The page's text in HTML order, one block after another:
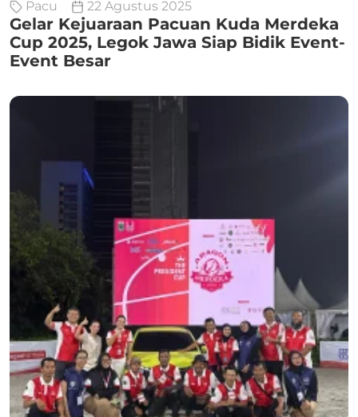
Pacu 22 Agustus 2025
Gelar Kejuaraan Pacuan Kuda Merdeka
Cup 2025, Legok Jawa Siap Bidik Event-
Event Besar